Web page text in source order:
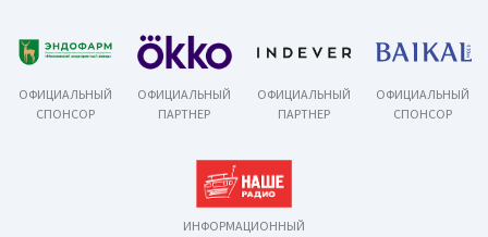
ОФИЦИАЛЬНЫЙ
СПОНСОР
ОФИЦИАЛЬНЫЙ
ПАРТНЕР
ОФИЦИАЛЬНЫЙ
ПАРТНЕР
ОФИЦИАЛЬНЫЙ
СПОНСОР
ИНФОРМАЦИОННЫЙ